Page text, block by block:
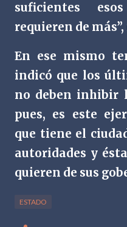
suficientes
requieren de
En ese mismo
indicó que los
no deben inhibir
pues, es este
que tiene el
autoridades y
quieren de sus
ESTADO